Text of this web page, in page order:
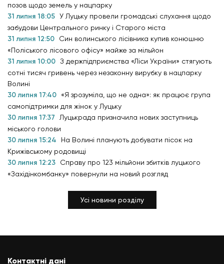
позов щодо земель у нацпарку
31 липня 18:05 У Луцьку провели громадські слухання щодо
забудови Центрального ринку і Старого міста
31 липня 12:50
Син волинського лісівника купив конюшню
«Поліського лісового офісу» майже за мільйон
31 липня 10:00 З держпідприємства «Ліси України» стягують
сотні тисяч гривень через незаконну вирубку в нацпарку
Волині
30 липня 17:40
«Я зрозуміла, що не одна»: як працює група
самопідтримки для жінок у Луцьку
30 липня 17:37
Луцькрада призначила нових заступниць
міського голови
30 липня 15:24
На Волині планують добувати пісок на
Крижівському родовищі
30 липня 12:23
Справу про 123 мільйони збитків луцького
«Західінкомбанку» повернули на новий розгляд
Усі новини розділу
Контактні дані